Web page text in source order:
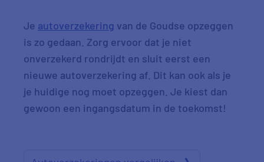
Je autoverzekering van de Goudse opzeggen
is zo gedaan. Zorg ervoor dat je niet
onverzekerd rondrijdt en sluit eerst een
nieuwe autoverzekering af. Dit kan ook als je
je huidige nog moet opzeggen. Je kiest dan
gewoon een ingangsdatum in de toekomst!